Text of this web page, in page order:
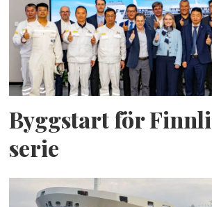
Byggstart för
serie